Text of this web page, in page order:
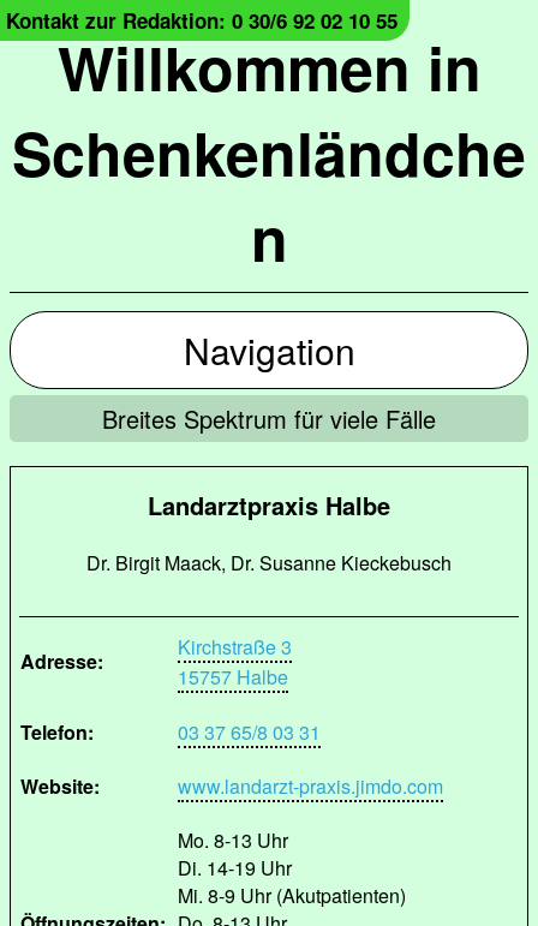
Willkommen in
Schenkenländche
n
Kontakt zur Redaktion: 0 30/6 92 02 10 55
Navigation
Breites Spektrum für viele Fälle
Landarztpraxis Halbe
Dr. Birgit Maack, Dr. Susanne Kieckebusch
Adresse:
Kirchstraße 3
15757 Halbe
Telefon:
03 37 65/8 03 31
Website:
www.landarzt-praxis.jimdo.com
Mo. 8-13 Uhr
Di. 14-19 Uhr
Mi. 8-9 Uhr (Akutpatienten)